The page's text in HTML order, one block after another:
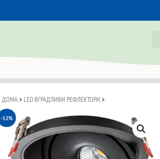
ДОМА > LED ВГРАДЛИВИ РЕФЛЕКТОРИ >
-12%